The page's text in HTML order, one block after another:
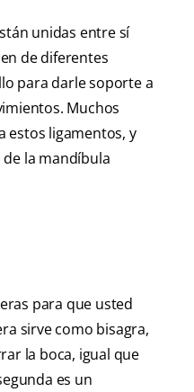
unidas entre sí
de diferentes
para darle soporte a
Muchos
estos ligamentos, y
la mandíbula
para que usted
sirve como bisagra,
la boca, igual que
es un